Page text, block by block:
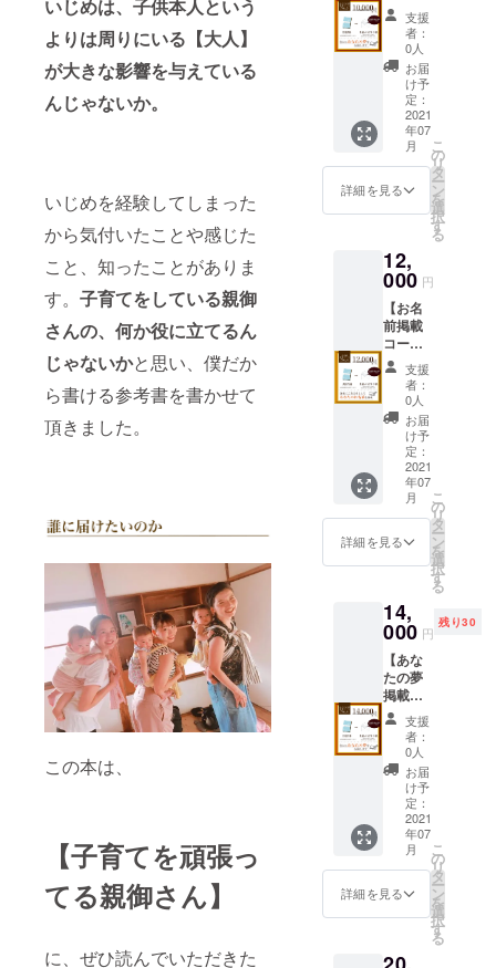
いじめは、子供本人という
よりは周りにいる【大人】
が大きな影響を与えている
んじゃないか。
いじめを経験してしまった
から気付いたことや感じた
こと、知ったことがありま
す。 子育てをしている親御
さんの、何か役に立てるん
じゃないかと思い、僕だか
ら書ける参考書を書かせて
頂きました。
この本は、
【子育てを頑張っ
てる親御さん】
に、ぜひ読んでいただきた
納品完
了。 こ
の動画
は著作
権に配
慮した
動画に
仕上げ
ます。
有名
アー
ティス
トの音
利が発
生する
動画等
は使用
してい
ません
のでご
安心く
ださ
い。
くださ
い！) ま
た、書
いてい
る様子
をライ
ブ配信
でもお
見せい
す。絶
対全員
紙を直
筆しま
す！
（CAM
PFIRE
より事
前にお
知らせ
しま
す）
チャレ
ンジが
終了次
第、完
成書籍
と感謝
の手紙
を添え
て順次
しま
す。
い！) ま
た、書
いてい
る様子
をライ
ブ配信
でもお
見せい
たしま
対全員
分の手
す！
（CAM
PFIRE
より事
前にお
知らせ
しま
す）
チャレ
ンジが
終了次
第、完
成書籍
と感謝
の手紙
て順次
お届け
す。
するか
どうか
チェッ
クさせ
て頂き
ますの
でご了
承くだ
※手紙は
コピー
作るこ
とがで
きます
が、お
一人お
一人
ちゃん
とお礼
をした
いので
直接お
名前入
り（応
援者の
任意の
で手紙
を書か
ます(字
は綺麗
ではあ
りませ
んので
ご了承
くださ
い！) ま
た、書
いてい
る様子
をライ
ブ配信
でもお
見せい
す。絶
対全員
紙を直
分程度
の作品
に仕上
げま
す。今
しかな
い瞬間
を作品
にして
スマホ
でいつ
す。祖
父母へ
のプレ
ゼント
にもど
うぞ^ ^
サンプ
ル動画
はこち
ら
https://
youtu.b
e/np1H
WVZpE
流れ: ①
クラ
にこち
らから
ご連絡
を差し
上げま
すの
で、
メール
アドレ
スを必
ずご入
力くだ
さい。
(クラ
ファン
後はバ
タバタ
と、感
謝の手
紙を直
筆でお
送りし
ます。
※手紙は
コピー
すれば
大量に
作るこ
一人お
一人
ちゃん
とお礼
をした
いので
直接お
名前入
り（応
援者の
任意の
名前）
で手紙
を書か
せてい
ただき
ます(字
んので
ご了承
くださ
い！) ま
た、書
いてい
る様子
をライ
ブ配信
でもお
見せい
たしま
す。絶
対全員
分の手
筆しま
す！
コー
ス】 ▶︎
書籍3冊
▶︎あな
たの夢
を掲載
します
（あな
たの任
意のお
名前入
り） ▶︎
お礼の
員分を
直筆で
お渡し
しま
す。※全
員分の
手紙を
ライブ
配信で
直筆し
ます。
※応援頂
いた方
には完
成書籍
と、感
謝の手
ます。
※巻末に
あなた
の
【夢】
を掲載
させて
いただ
きま
す。
（備考
欄にあ
なたの
「夢」
と「表
記した
いお名
支援
者：
0人
お届
け予
定：
2021
年07
月
詳細を見る
こ
の
リ
タ
ー
ン
を
選
択
す
る
12,
000 円
【お名
前掲載
コー
ス】 ▶︎
書籍5冊
▶︎巻末
にお名
前記載
（任意
の名
前） ▶︎
お礼の
手紙全
員分を
直筆で
お渡し
す。※全
員分の
手紙を
ライブ
配信で
直筆し
ます。
※応援頂
いた方
には完
成書籍
と、感
謝の手
紙を直
筆でお
送りし
ます。
てあな
支援
者：
0人
お届
け予
定：
2021
年07
月
詳細を見る
こ
の
リ
タ
ー
ン
を
選
択
す
る
14,
000 円
残り30
【あな
たの夢
掲載
コー
ス】 ▶︎
書籍5冊
▶︎あな
たの夢
を掲載
します
（あな
たの任
意のお
名前入
り） ▶︎
お礼の
員分を
支援
者：
0人
お届
け予
定：
2021
年07
月
詳細を見る
こ
の
リ
タ
ー
ン
を
選
択
す
る